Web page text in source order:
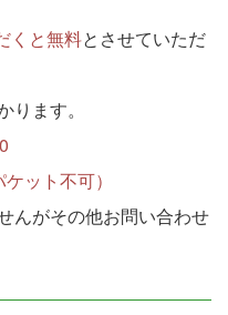
くと無料とさせていただ
ます。
ット不可）
んがその他お問い合わせ